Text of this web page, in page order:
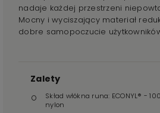
nadaje każdej przestrzeni
Mocny i wyciszający materiał
dobre samopoczucie
Zalety
Skład włókna runa: ECONYL® -
nylon